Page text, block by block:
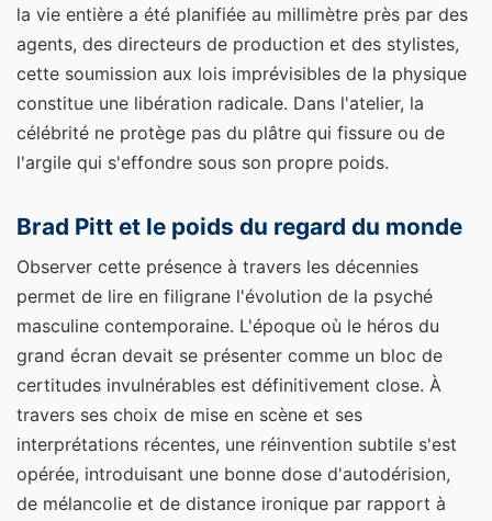
la vie entière a été planifiée au millimètre près par des
agents, des directeurs de production et des stylistes,
cette soumission aux lois imprévisibles de la physique
constitue une libération radicale. Dans l'atelier, la
célébrité ne protège pas du plâtre qui fissure ou de
l'argile qui s'effondre sous son propre poids.
Brad Pitt et le poids du regard du monde
Observer cette présence à travers les décennies
permet de lire en filigrane l'évolution de la psyché
masculine contemporaine. L'époque où le héros du
grand écran devait se présenter comme un bloc de
certitudes invulnérables est définitivement close. À
travers ses choix de mise en scène et ses
interprétations récentes, une réinvention subtile s'est
opérée, introduisant une bonne dose d'autodérision,
de mélancolie et de distance ironique par rapport à